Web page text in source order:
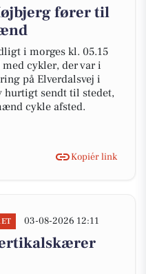
fører til
i morges kl. 05.15
cykler, der var i
på Elverdalsvej i
hurtigt sendt til stedet,
cykle afsted.
Kopiér link
03-08-2026 12:11